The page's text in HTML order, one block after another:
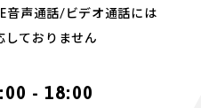
音声通話/ビデオ通話には
しておりません
- 18:00